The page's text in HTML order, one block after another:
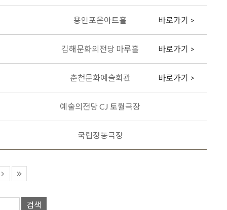
용인포은아트홀 바로가기 >
김해문화의전당 마루홀 바로가기 >
춘천문화예술회관 바로가기 >
예술의전당 CJ 토월극장
국립정동극장
검색